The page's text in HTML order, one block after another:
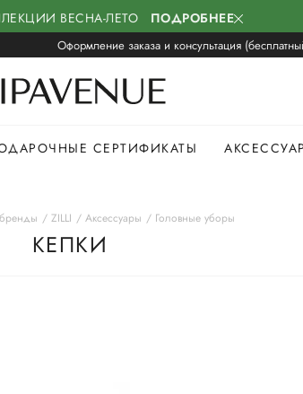
ВЕСНА-ЛЕТО ПОДРОБНЕЕ
Оформление заказа и консультация
СЕРТИФИКАТЫ
ZILLI Аксессуары Головные уборы
КЕПКИ